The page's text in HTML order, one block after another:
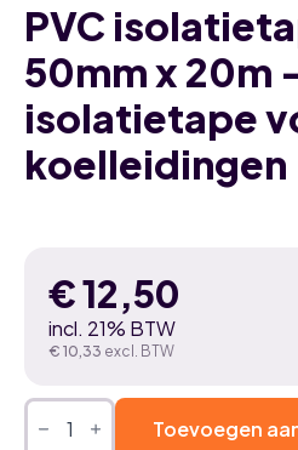
PVC
50mm x 20m
isolatietape
koelleidingen
€12,50
incl. 21% BTW
€ 10,33 excl. BTW
PVC
isolatietape Toevoegen